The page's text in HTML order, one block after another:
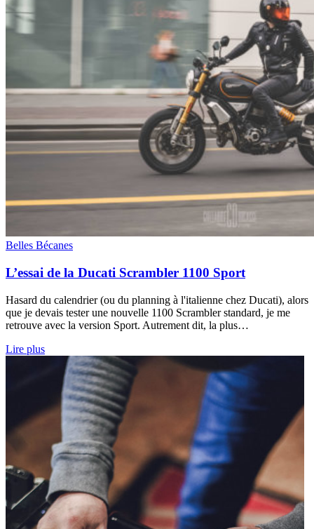
Belles Bécanes
L’essai de la Ducati Scrambler 1100 Sport
Hasard du calendrier (ou du planning à l'italienne chez Ducati), alors
que je devais tester une nouvelle 1100 Scrambler standard, je me
retrouve avec la version Sport. Autrement dit, la plus…
Lire plus